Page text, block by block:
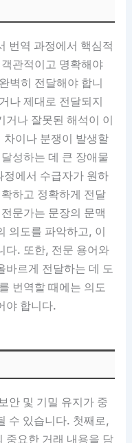
번역 과정에서 핵심적
관적이고 명확해야
벽히 전달해야 합니
나 제대로 전달되지
거나 잘못된 해석이 이
이나 분쟁이 발생할
성하는 데 큰 장애물
에서 수급자가 원하
하고 정확하게 전달
문가는 문장의 문맥
의도를 파악하고, 이
다. 또한, 전문 용어와
바르게 전달하는 데 도
번역할 때에는 의도
야 합니다.
안 및 기밀 유지가 중
수 있습니다. 첫째로,
중요한 거래 내용을 담